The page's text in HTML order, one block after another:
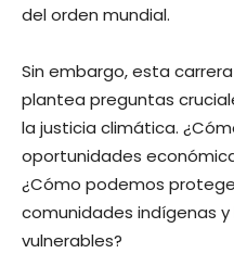
del orden mundial.
Sin embargo, esta
plantea preguntas
la justicia climática.
oportunidades
¿Cómo podemos
comunidades indígenas
vulnerables?